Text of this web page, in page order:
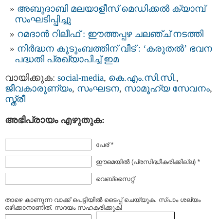
അബുദാബി മലയാളീസ് മെഡിക്കൽ ക്യാമ്പ്
സംഘടിപ്പിച്ചു
റമദാൻ റിലീഫ് : ഈത്തപ്പഴ ചലഞ്ച് നടത്തി
നിർദ്ധന കുടുംബത്തിന് വീട് : ‘കരുതൽ’ ഭവന
പദ്ധതി പ്രഖ്യാപിച്ച് ഇമ
വായിക്കുക: social-media, കെ.എം.സി.സി.,
ജീവകാരുണ്യം, സംഘടന, സാമൂഹ്യ സേവനം,
സ്ത്രീ
അഭിപ്രായം എഴുതുക:
പേര് *
ഈമെയില്‍ (പ്രസിദ്ധീകരിക്കില്ല) *
വെബ്സൈറ്റ്
താഴെ കാണുന്ന വാക്ക് പെട്ടിയില്‍ ടൈപ്പ്‌ ചെയ്യുക. സ്പാം ശല്യം
ഒഴിക്കാനാണിത്. സദയം സഹകരിക്കുക!